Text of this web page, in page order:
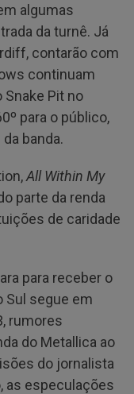
algumas
da turnê. Já
contarão com
continuam
Pit no
para o público,
banda.
All Within My
parte da renda
de caridade
para receber o
Sul segue em
rumores
do Metallica ao
do jornalista
as especulações